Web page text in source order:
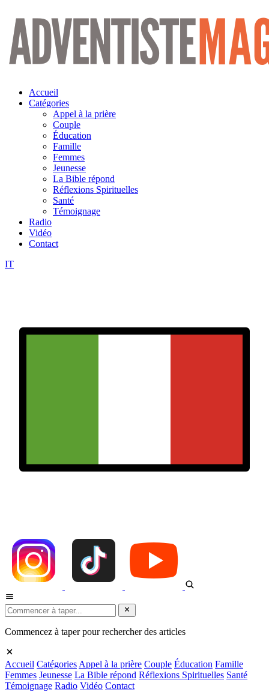
Aller
contenu
Accueil
Catégories
Appel à la prière
Couple
Éducation
Famille
Femmes
Jeunesse
La Bible répond
Réflexions Spirituelles
Santé
Témoignage
Radio
Vidéo
Contact
IT
Commencez à taper pour rechercher des articles
Accueil Catégories Appel à la prière Couple Éducation Famille
Femmes Jeunesse La Bible répond Réflexions Spirituelles Santé
Témoignage Radio Vidéo Contact